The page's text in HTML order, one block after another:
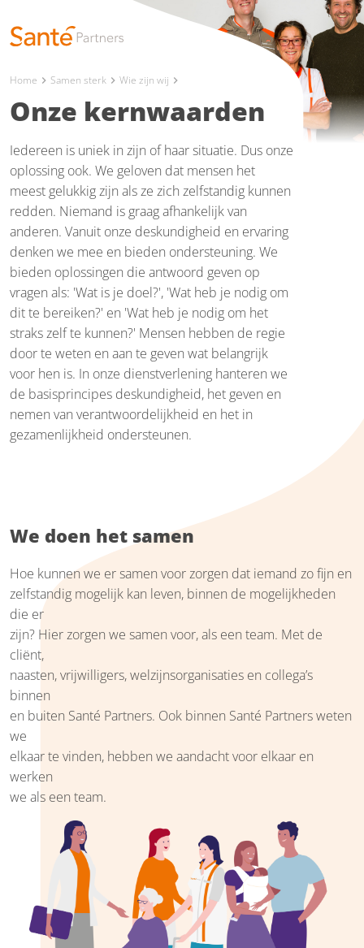
Home chevron_right Samen sterk chevron_right Wie zijn wij chevron_right
Onze kernwaarden
Iedereen is uniek in zijn of haar situatie. Dus onze
oplossing ook. We geloven dat mensen het
meest gelukkig zijn als ze zich zelfstandig kunnen
redden. Niemand is graag afhankelijk van
anderen. Vanuit onze deskundigheid en ervaring
denken we mee en bieden ondersteuning. We
bieden oplossingen die antwoord geven op
vragen als: 'Wat is je doel?', 'Wat heb je nodig om
dit te bereiken?' en 'Wat heb je nodig om het
straks zelf te kunnen?' Mensen hebben de regie
door te weten en aan te geven wat belangrijk
voor hen is. In onze dienstverlening hanteren we
de basisprincipes deskundigheid, het geven en
nemen van verantwoordelijkheid en het in
gezamenlijkheid ondersteunen.
We doen het samen
Hoe kunnen we er samen voor zorgen dat iemand zo fijn en
zelfstandig mogelijk kan leven, binnen de mogelijkheden
die er
zijn? Hier zorgen we samen voor, als een team. Met de
cliënt,
naasten, vrijwilligers, welzijnsorganisaties en collega’s
binnen
en buiten Santé Partners. Ook binnen Santé Partners weten
we
elkaar te vinden, hebben we aandacht voor elkaar en
werken
we als een team.